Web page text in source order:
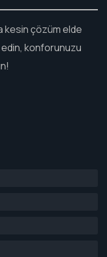
kesin çözüm elde
konforunuzu